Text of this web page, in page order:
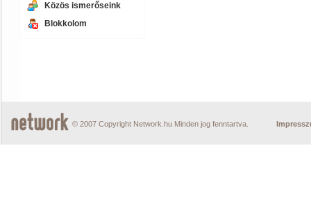
Közös ismerőseink
Blokkolom
© 2007 Copyright Network.hu Minden jog fenntartva.